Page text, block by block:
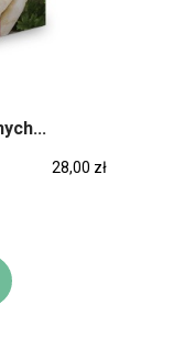
28,00 zł
DO DO